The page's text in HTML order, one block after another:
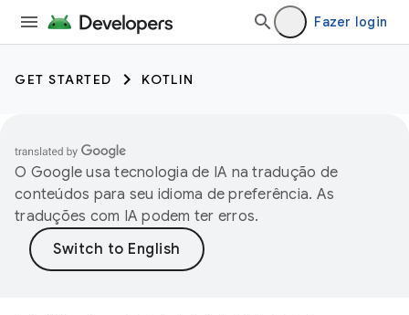
Fazer login
GET STARTED KOTLIN
O Google usa tecnologia de IA na tradução de
conteúdos para seu idioma de preferência. As
traduções com IA podem ter erros.